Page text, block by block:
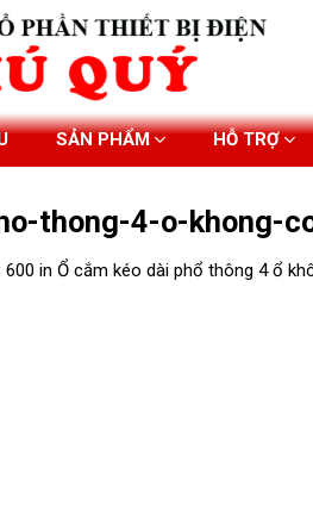
SẢN PHẨM HỖ TRỢ
thong-4-o-khong-
600 in Ổ cắm kéo dài phổ thông 4 ổ